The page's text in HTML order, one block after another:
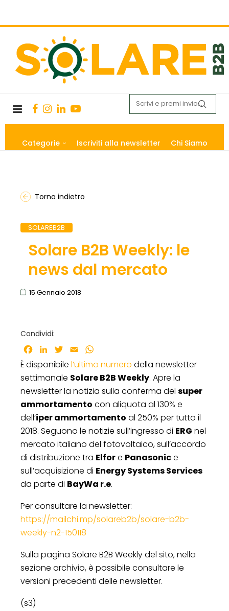
Categorie Iscriviti alla newsletter Chi Siamo
Torna indietro
SOLAREB2B
Solare B2B Weekly: le
news dal mercato
15 Gennaio 2018
Condividi:
Facebook
LinkedInTwitter
Email
È disponibile l’ultimo numero della newsletter
settimanale Solare B2B Weekly. Apre la
newsletter la notizia sulla conferma del super
ammortamento con aliquota al 130% e
dell’iper ammortamento al 250% per tutto il
2018. Seguono le notizie sull’ingresso di ERG nel
mercato italiano del fotovoltaico, sull’accordo
di distribuzione tra Elfore Panasonice
sull’acquisizione di Energy Systems Services
da parte di BayWa r.e.
Per consultare la newsletter:
https://mailchi.mp/solareb2b/solare-b2b-
weekly-n2-150118
Sulla pagina Solare B2B Weekly del sito, nella
sezione archivio, è possibile consultare le
versioni precedenti delle newsletter.
(s3)